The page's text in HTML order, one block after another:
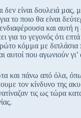
είναι δουλειά μας,
το ποιο θα είναι
και αυτή
για το γεγονός ότι
κόμμα με
αυτοί που αγωνιούν γι’
και πάνω από όλα,
τον κίνδυνο της
τις ως τώρα